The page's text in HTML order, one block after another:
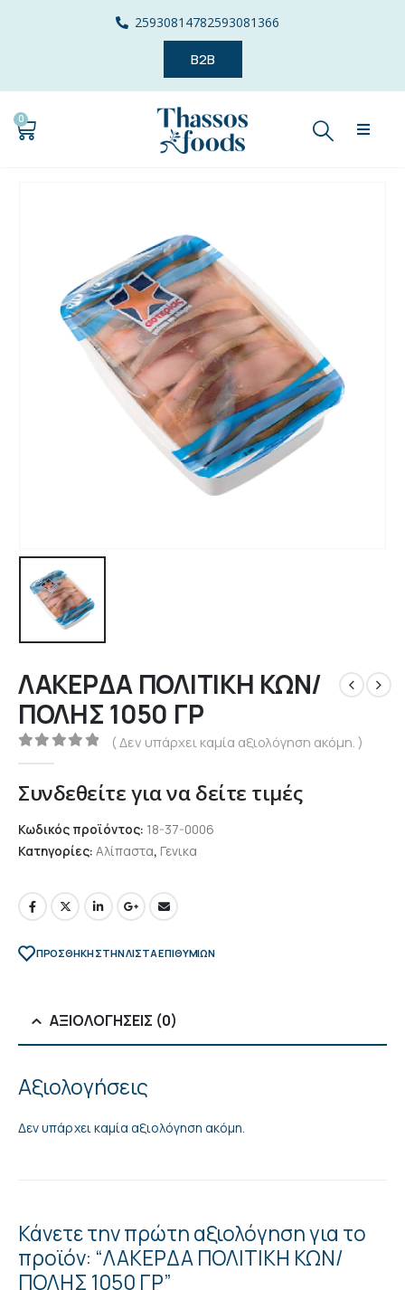
25930814782593081366
B2B
0
ΛΑΚΕΡΔΑ ΠΟΛΙΤΙΚΗ ΚΩΝ/
ΠΟΛΗΣ 1050 ΓΡ
0out of 5
( Δεν υπάρχει καμία αξιολόγηση ακόμη. )
Συνδεθείτε για να δείτε τιμές
Κωδικός προϊόντος: 18-37-0006
Κατηγορίες: Αλίπαστα, Γενικα
ΠΡΌΣΘΉΚΗ ΣΤΗΝ ΛΊΣΤΑ ΕΠΙΘΥΜΙΏΝ
ΑΞΙΟΛΟΓΉΣΕΙΣ (0)
Αξιολογήσεις
Δεν υπάρχει καμία αξιολόγηση ακόμη.
Κάνετε την πρώτη αξιολόγηση για το
προϊόν: “ΛΑΚΕΡΔΑ ΠΟΛΙΤΙΚΗ ΚΩΝ/
ΠΟΛΗΣ 1050 ΓΡ”